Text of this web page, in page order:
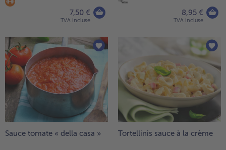
7,50 €
TVA incluse
8,95 €
TVA incluse
Sauce tomate « della casa » Tortellinis sauce à la crème